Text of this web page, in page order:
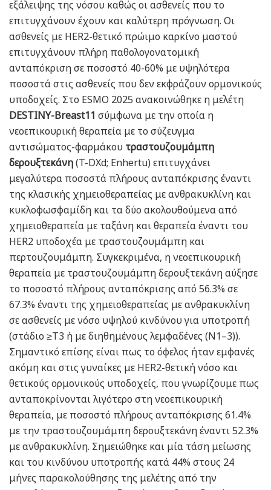
εξάλειψης της νόσου καθώς οι ασθενείς που το
επιτυγχάνουν έχουν και καλύτερη πρόγνωση. Οι
ασθενείς με HER2-θετικό πρώιμο καρκίνο μαστού
επιτυγχάνουν πλήρη παθολογονατομική
ανταπόκριση σε ποσοστό 40-60% με υψηλότερα
ποσοστά στις ασθενείς που δεν εκφράζουν ορμονικούς
υποδοχείς. Στο ESMO 2025 ανακοινώθηκε η μελέτη
DESTINY-Breast11 σύμφωνα με την οποία η
νεοεπικουρική θεραπεία με το σύζευγμα
αντισώματος-φαρμάκου τραστουζουμάμπη
δερουξτεκάνη(T-DXd; Enhertu) επιτυγχάνει
μεγαλύτερα ποσοστά πλήρους ανταπόκρισης έναντι
της κλασικής χημειοθεραπείας με ανθρακυκλίνη και
κυκλοφωσφαμίδη και τα δύο ακολουθούμενα από
χημειοθεραπεία με ταξάνη και θεραπεία έναντι του
HER2 υποδοχέα με τραστουζουμάμπη και
περτουζουμάμπη. Συγκεκριμένα, η νεοεπικουρική
θεραπεία με τραστουζουμάμπη δερουξτεκάνη αύξησε
το ποσοστό πλήρους ανταπόκρισης από 56.3% σε
67.3% έναντι της χημειοθεραπείας με ανθρακυκλίνη
σε ασθενείς με νόσο υψηλού κινδύνου για υποτροπή
(στάδιο ≥T3 ή με διηθημένους λεμφαδένες (N1–3)).
Σημαντικό επίσης είναι πως το όφελος ήταν εμφανές
ακόμη και στις γυναίκες με HER2-θετική νόσο και
θετικούς ορμονικούς υποδοχείς, που γνωρίζουμε πως
ανταποκρίνονται λιγότερο στη νεοεπικουρική
θεραπεία, με ποσοστό πλήρους ανταπόκρισης 61.4%
με την τραστουζουμάμπη δερουξτεκάνη έναντι 52.3%
με ανθρακυκλίνη. Σημειώθηκε και μία τάση μείωσης
και του κινδύνου υποτροπής κατά 44% στους 24
μήνες παρακολούθησης της μελέτης από την